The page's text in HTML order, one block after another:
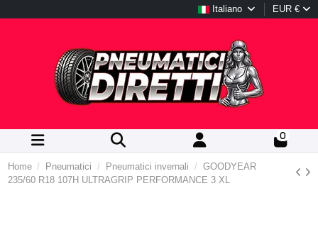
Italiano EUR €
0
Home Pneumatici Pneumatici invernali
GOODYEAR
235/60 R18 107H ULTRAGRIP PERFORMANCE 3 XL